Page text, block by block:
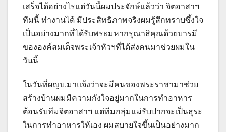
เสร็จได้อย่างไรแต่วันนี้ผมประจักษ์แล้วว่า จิตอาสาฯ
ทีมนี้ ทำงานได้ มีประสิทธิภาพจริงผมรู้สึกทราบซึ้งใจ
เป็นอย่างมากที่ได้รับพระมหากรุณาธิคุณด้วยบารมี
ขององค์สมเด็จพระเจ้าหัวฯที่ได้ส่งคนมาช่วยผมใน
วันนี้
ในวันที่ผญบ.มาแจ้งว่าจะมีคนของพระราชามาช่วย
สร้างบ้านผมมีความกังใจอยู่มากในการทำอาหาร
ต้อนรับทีมจิตอาสาฯ แต่ทีมกลุ่มแม่รับปากจะเป็นธุระ
ในการทำอาหารให้เอง ผมสบายใจขึ้นเป็นอย่างมาก